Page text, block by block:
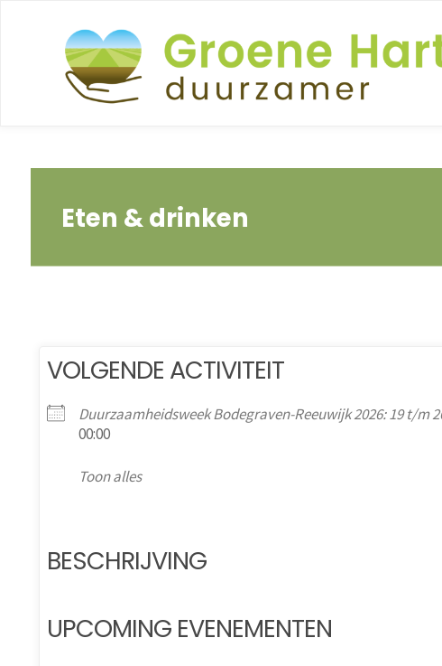
Eten & drinken
VOLGENDE ACTIVITEIT
Duurzaamheidsweek Bodegraven-Reeuwijk 2026: 19 t/m
00:00
Toon alles
BESCHRIJVING
UPCOMING EVENEMENTEN